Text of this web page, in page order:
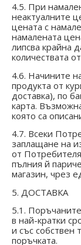
4.5. При
неактуалните
цената с
намалената
липсва крайна
количествата
4.6. Начините
продукта от
доставка), по
карта.
която са
4.7. Всеки
заплащане на
от
пълния й
магазин, чрез
5. ДОСТАВКА
5.1.
в най-кратки
и със собствен
поръчката.